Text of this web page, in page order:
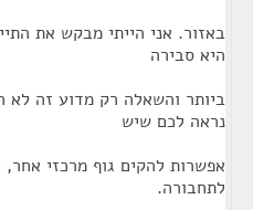
באזור. אני הייתי מבקש את
היא סבירה
ביותר והשאלה רק מדוע זה לא
נראה לכם שיש
אפשרות להקים גוף מרכזי אחר,
לתחבורה.